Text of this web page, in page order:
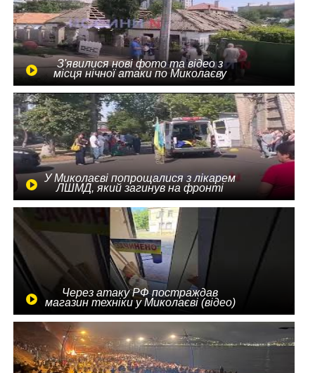
З'явилися нові фото та відео з
місця нічної атаки по Миколаєву
У Миколаєві попрощалися з лікарем
ЛШМД, який загинув на фронті
Через атаку РФ постраждав
магазин техніки у Миколаєві (відео)